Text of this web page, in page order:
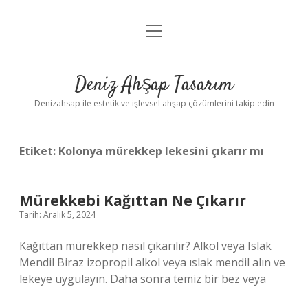
Anasayfa
Yasal Uyarı
menüyü
Deniz Ahşap Tasarım
Denizahsap ile estetik ve işlevsel ahşap çözümlerini takip edin
Etiket: Kolonya mürekkep lekesini çıkarır mı
Mürekkebi Kağıttan Ne Çıkarır
Tarih: Aralık 5, 2024
Kağıttan mürekkep nasıl çıkarılır? Alkol veya Islak
Mendil Biraz izopropil alkol veya ıslak mendil alın ve
lekeye uygulayın. Daha sonra temiz bir bez veya